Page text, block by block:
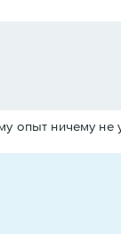
опыт ничему не